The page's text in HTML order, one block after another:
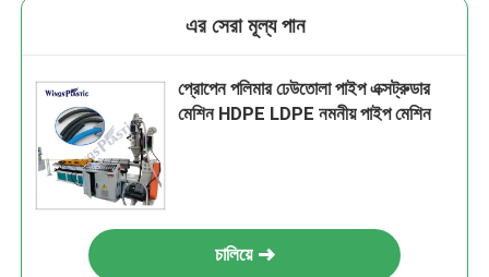
এর সেরা মূল্য পান
প্রোপেন পলিমার ঢেউতোলা পাইপ এক্সট্রুডার
মেশিন HDPE LDPE নমনীয় পাইপ মেশিন
চালিয়ে